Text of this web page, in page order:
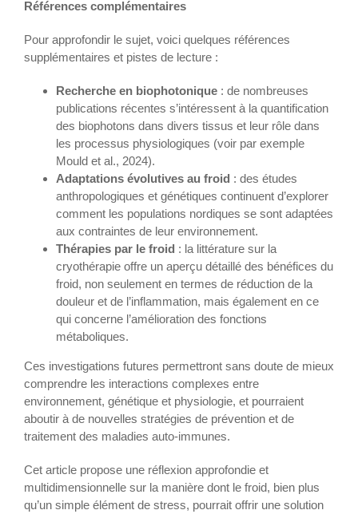
Références complémentaires
Pour approfondir le sujet, voici quelques références
supplémentaires et pistes de lecture :
Recherche en biophotonique : de nombreuses
publications récentes s’intéressent à la quantification
des biophotons dans divers tissus et leur rôle dans
les processus physiologiques (voir par exemple
Mould et al., 2024).
Adaptations évolutives au froid : des études
anthropologiques et génétiques continuent d’explorer
comment les populations nordiques se sont adaptées
aux contraintes de leur environnement.
Thérapies par le froid : la littérature sur la
cryothérapie offre un aperçu détaillé des bénéfices du
froid, non seulement en termes de réduction de la
douleur et de l’inflammation, mais également en ce
qui concerne l’amélioration des fonctions
métaboliques.
Ces investigations futures permettront sans doute de mieux
comprendre les interactions complexes entre
environnement, génétique et physiologie, et pourraient
aboutir à de nouvelles stratégies de prévention et de
traitement des maladies auto-immunes.
Cet article propose une réflexion approfondie et
multidimensionnelle sur la manière dont le froid, bien plus
qu’un simple élément de stress, pourrait offrir une solution